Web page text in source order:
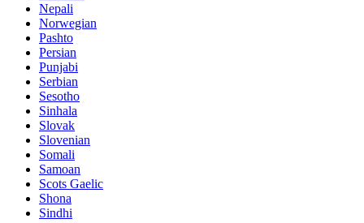
Nepali
Norwegian
Pashto
Persian
Punjabi
Serbian
Sesotho
Sinhala
Slovak
Slovenian
Somali
Samoan
Scots Gaelic
Shona
Sindhi